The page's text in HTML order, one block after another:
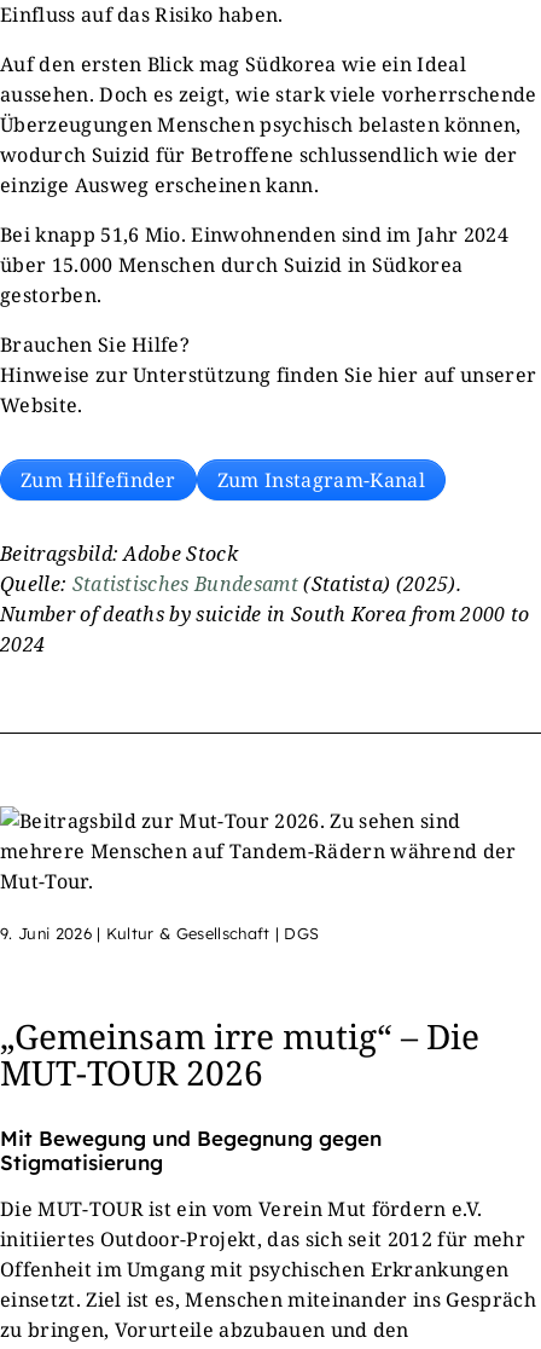
Einfluss auf das Risiko haben.
Auf den ersten Blick mag Südkorea wie ein Ideal
aussehen. Doch es zeigt, wie stark viele vorherrschende
Überzeugungen Menschen psychisch belasten können,
wodurch Suizid für Betroffene schlussendlich wie der
einzige Ausweg erscheinen kann.
Bei knapp 51,6 Mio. Einwohnenden sind im Jahr 2024
über 15.000 Menschen durch Suizid in Südkorea
gestorben.
Brauchen Sie Hilfe?
Hinweise zur Unterstützung finden Sie hier auf unserer
Website.
Zum Hilfefinder Zum Instagram-Kanal
Beitragsbild: Adobe Stock
Quelle: Statistisches Bundesamt(Statista) (2025).
Number of deaths by suicide in South Korea from 2000 to
2024
9. Juni 2026| Kultur & Gesellschaft | DGS
„Gemeinsam irre mutig“ – Die
MUT-TOUR 2026
Mit Bewegung und Begegnung gegen
Stigmatisierung
Die MUT-TOUR ist ein vom Verein Mut fördern e.V.
initiiertes Outdoor-Projekt, das sich seit 2012 für mehr
Offenheit im Umgang mit psychischen Erkrankungen
einsetzt. Ziel ist es, Menschen miteinander ins Gespräch
zu bringen, Vorurteile abzubauen und den